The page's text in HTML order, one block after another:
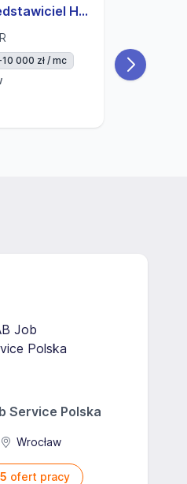
Regionalny Przedstawiciel Handlowy (samorządy - sektor publiczny)
000 zł / mc
Service Polska
Wrocław
ofert pracy